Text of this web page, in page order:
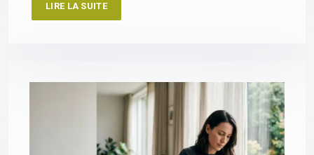
LIRE LA SUITE